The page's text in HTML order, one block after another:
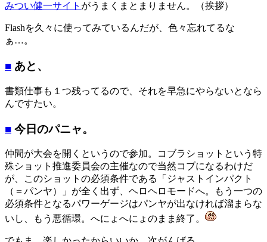
みつい健一サイト がうまくまとまりません。（挨拶）
Flashを久々に使ってみているんだが、色々忘れてるな
ぁ…。
■ あと、
書類仕事も１つ残ってるので、それを早急にやらないとなら
んですたい。
■ 今日のパニャ。
仲間が大会を開くというので参加。コブラショットという特
殊ショット推進委員会の主催なので当然コブになるわけだ
が、このショットの必須条件である「ジャストインパクト
（＝パンヤ）」が全く出ず、ヘロヘロモードへ。もう一つの
必須条件となるパワーゲージはパンヤが出なければ溜まらな
いし、もう悪循環。へにょへにょのまま終了。